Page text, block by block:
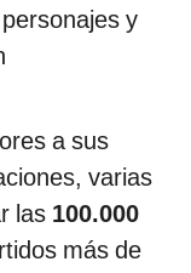
y
a sus
varias
las 100.000
más de